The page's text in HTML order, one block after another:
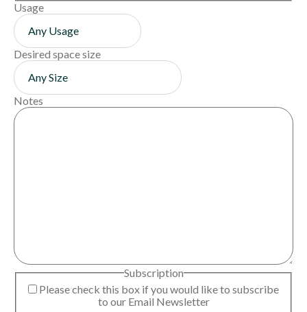
Usage
Desired space size
Notes
Subscription
Please check this box if you would like to subscribe
to our Email Newsletter